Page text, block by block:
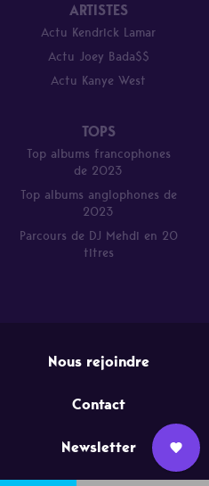
ARTISTES
Actu Kendrick Lamar
Actu Joey Bada$$
Actu Kanye West
TOPS
Top albums francophones
de 2023
Top albums anglophones de
2023
Parcours de DJ Mehdi en 20
titres
Nous rejoindre
Contact
Newsletter